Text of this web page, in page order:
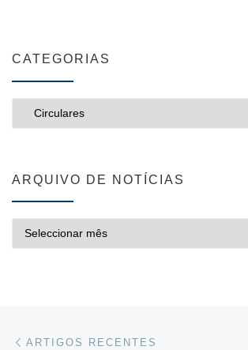
CATEGORIAS
ARQUIVO DE NOTÍCIAS
Posts navigation
ARTIGOS RECENTES